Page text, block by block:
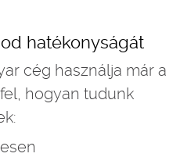
hatékonyságát
cég használja már a
hogyan tudunk